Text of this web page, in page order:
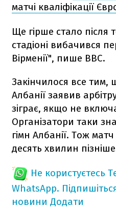
матчі кваліфікації
Ще гірше стало після
стадіоні вибачився
Вірменії", пише BBC.
Закінчилося все тим,
Албанії заявив
зіграє, якщо не
Організатори таки
гімн Албанії. Тож
десять хвилин
Не користуєтесь
WhatsApp.
новини Додати